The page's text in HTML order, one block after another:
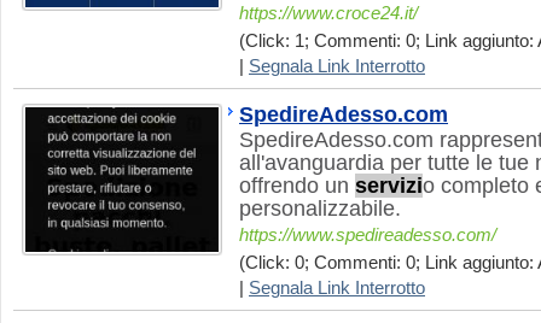
https://www.croce24.it/
(Click: 1; Commenti: 0; Link aggiunto:
Segnala Link Interrotto
SpedireAdesso.com
SpedireAdesso.com
all'avanguardia per tutte le tue
offrendo un servizio completo
personalizzabile.
https://www.spedireadesso.com/
(Click: 0; Commenti: 0; Link aggiunto:
Segnala Link Interrotto